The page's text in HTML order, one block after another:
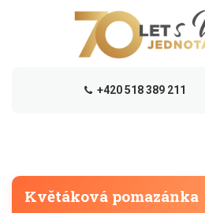
+420 518 389 211
Květáková pomazánka